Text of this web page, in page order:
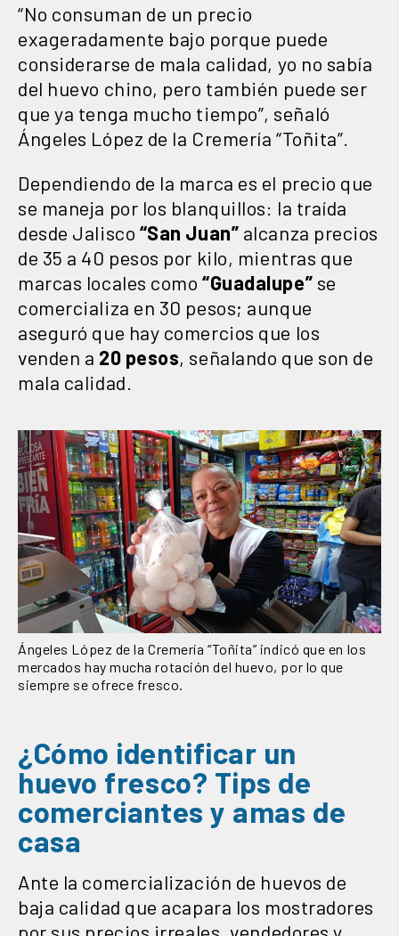
“No consuman de un precio
exageradamente bajo porque puede
considerarse de mala calidad, yo no sabía
del huevo chino, pero también puede ser
que ya tenga mucho tiempo”, señaló
Ángeles López de la Cremería “Toñita”.
Dependiendo de la marca es el precio que
se maneja por los blanquillos: la traída
desde Jalisco “San Juan” alcanza precios
de 35 a 40 pesos por kilo, mientras que
marcas locales como “Guadalupe” se
comercializa en 30 pesos; aunque
aseguró que hay comercios que los
venden a 20 pesos, señalando que son de
mala calidad.
Ángeles López de la Cremería “Toñita” indicó que en los
mercados hay mucha rotación del huevo, por lo que
siempre se ofrece fresco.
¿Cómo identificar un
huevo fresco? Tips de
comerciantes y amas de
casa
Ante la comercialización de huevos de
baja calidad que acapara los mostradores